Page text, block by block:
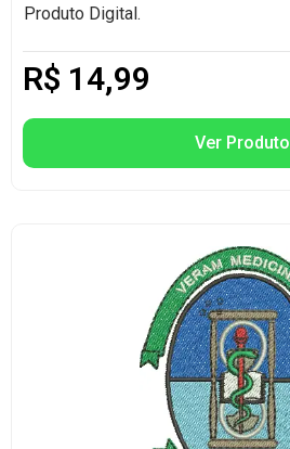
Produto Digital.
R$ 14,99
Ver Produto